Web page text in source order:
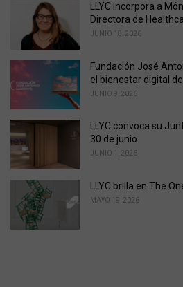
LLYC incorpora a
Directora de
JUNIO 18, 2026
Fundación José
el bienestar digital
JUNIO 9, 2026
LLYC convoca su
30 de junio
JUNIO 1, 2026
LLYC brilla en The
MAYO 19, 2026